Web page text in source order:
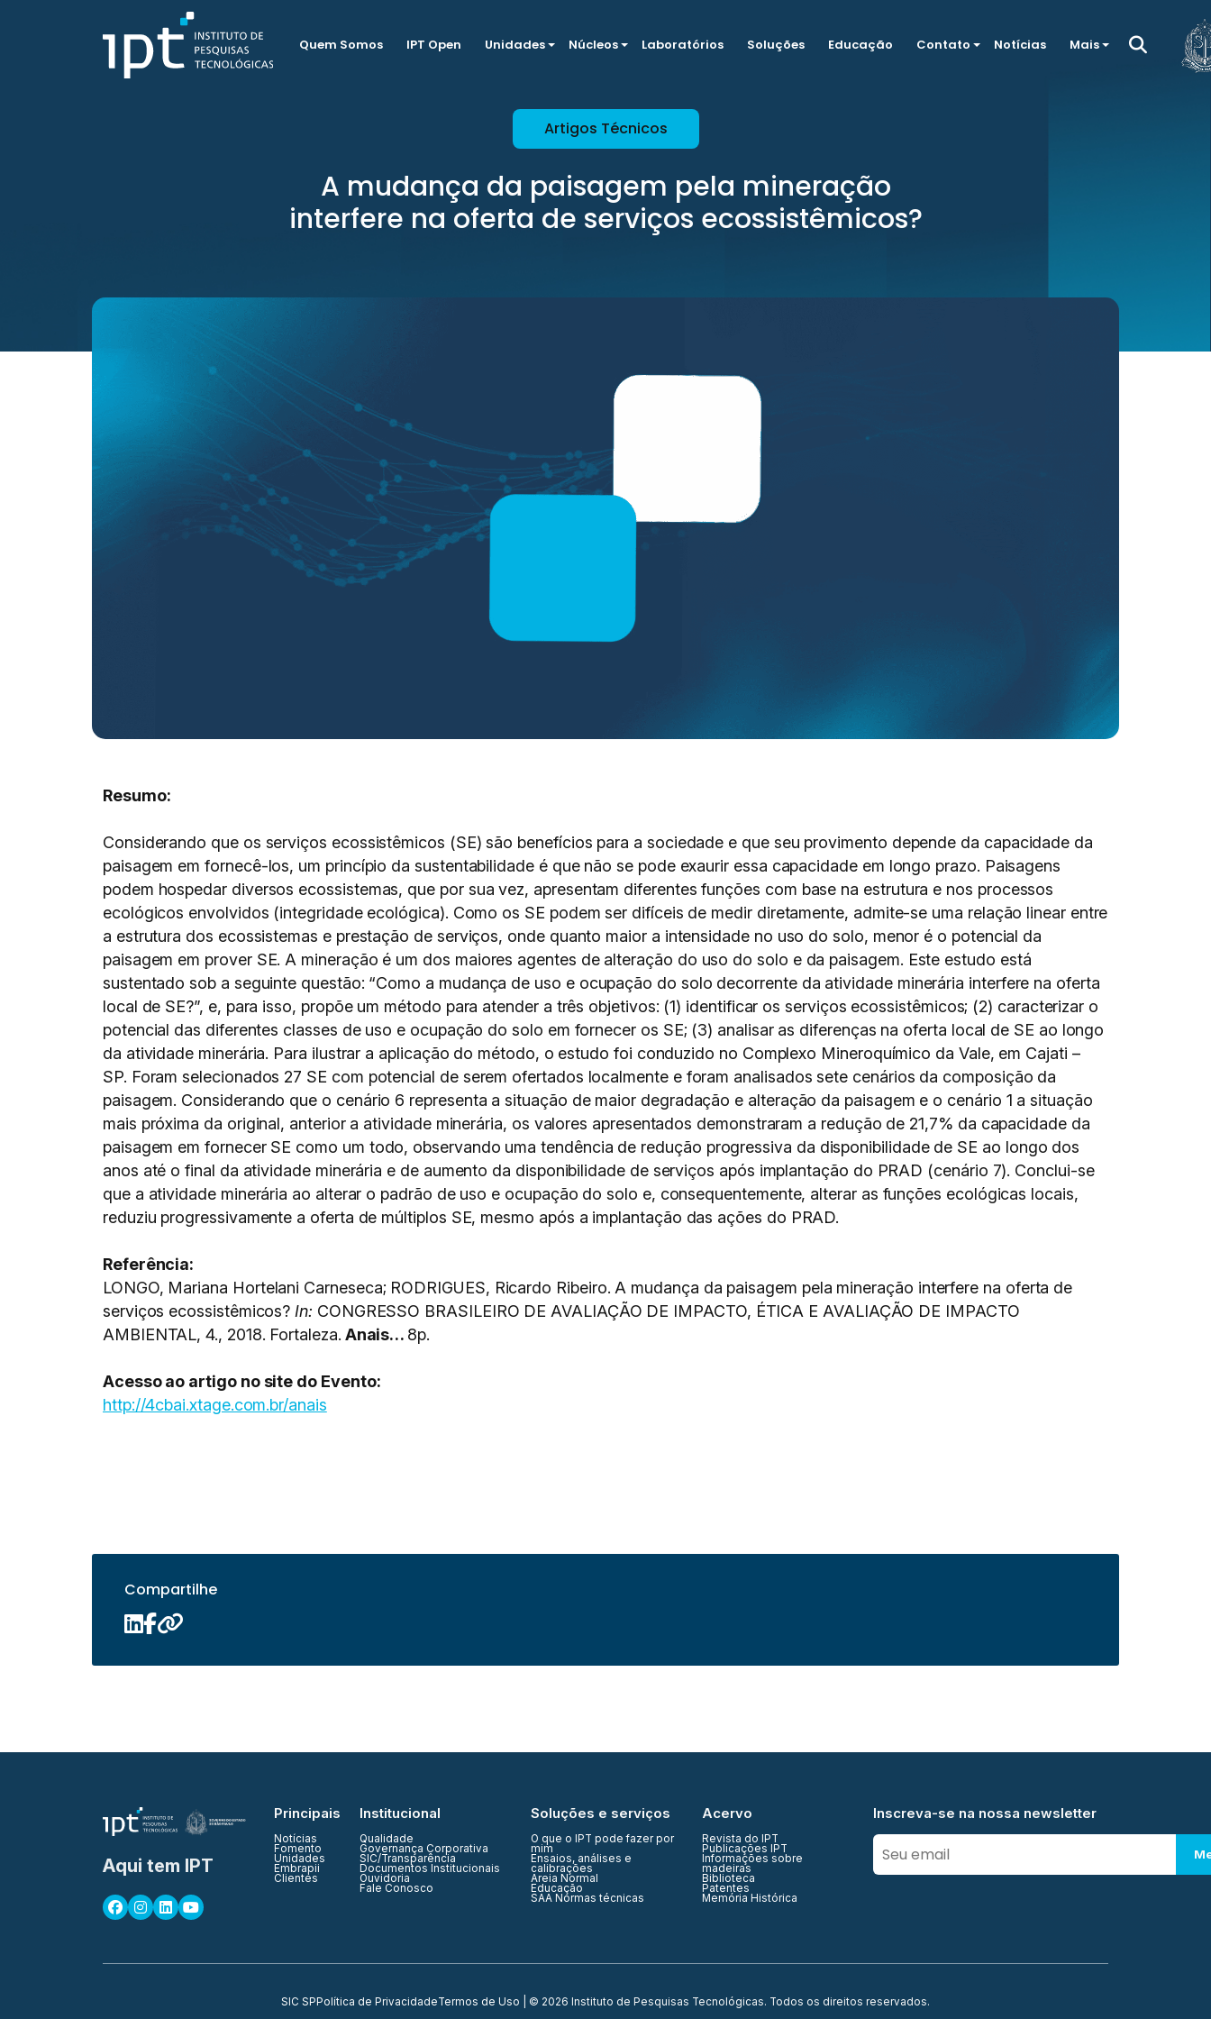
Quem Somos IPT Open Unidades Núcleos Laboratórios Soluções Educação Contato Notícias Mais
Artigos Técnicos
A mudança da paisagem pela mineração
interfere na oferta de serviços ecossistêmicos?
Resumo:
Considerando que os serviços ecossistêmicos (SE) são benefícios para a sociedade e que seu provimento depende da capacidade da
paisagem em fornecê-los, um princípio da sustentabilidade é que não se pode exaurir essa capacidade em longo prazo. Paisagens
podem hospedar diversos ecossistemas, que por sua vez, apresentam diferentes funções com base na estrutura e nos processos
ecológicos envolvidos (integridade ecológica). Como os SE podem ser difíceis de medir diretamente, admite-se uma relação linear entre
a estrutura dos ecossistemas e prestação de serviços, onde quanto maior a intensidade no uso do solo, menor é o potencial da
paisagem em prover SE. A mineração é um dos maiores agentes de alteração do uso do solo e da paisagem. Este estudo está
sustentado sob a seguinte questão: “Como a mudança de uso e ocupação do solo decorrente da atividade minerária interfere na oferta
local de SE?”, e, para isso, propõe um método para atender a três objetivos: (1) identificar os serviços ecossistêmicos; (2) caracterizar o
potencial das diferentes classes de uso e ocupação do solo em fornecer os SE; (3) analisar as diferenças na oferta local de SE ao longo
da atividade minerária. Para ilustrar a aplicação do método, o estudo foi conduzido no Complexo Mineroquímico da Vale, em Cajati –
SP. Foram selecionados 27 SE com potencial de serem ofertados localmente e foram analisados sete cenários da composição da
paisagem. Considerando que o cenário 6 representa a situação de maior degradação e alteração da paisagem e o cenário 1 a situação
mais próxima da original, anterior a atividade minerária, os valores apresentados demonstraram a redução de 21,7% da capacidade da
paisagem em fornecer SE como um todo, observando uma tendência de redução progressiva da disponibilidade de SE ao longo dos
anos até o final da atividade minerária e de aumento da disponibilidade de serviços após implantação do PRAD (cenário 7). Conclui-se
que a atividade minerária ao alterar o padrão de uso e ocupação do solo e, consequentemente, alterar as funções ecológicas locais,
reduziu progressivamente a oferta de múltiplos SE, mesmo após a implantação das ações do PRAD.
Referência:
LONGO, Mariana Hortelani Carneseca; RODRIGUES, Ricardo Ribeiro. A mudança da paisagem pela mineração interfere na oferta de
serviços ecossistêmicos? In: CONGRESSO BRASILEIRO DE AVALIAÇÃO DE IMPACTO, ÉTICA E AVALIAÇÃO DE IMPACTO
AMBIENTAL, 4., 2018. Fortaleza. Anais… 8p.
Acesso ao artigo no site do Evento:
http://4cbai.xtage.com.br/anais
Compartilhe
Aqui tem IPT
Principais
Notícias
Fomento
Unidades
Embrapii
Clientes
Institucional
Qualidade
Governança Corporativa
SIC/Transparência
Documentos Institucionais
Ouvidoria
Fale Conosco
Soluções e serviços
O que o IPT pode fazer por
mim
Ensaios, análises e
calibrações
Areia Normal
Educação
SAA Normas técnicas
Acervo
Revista do IPT
Publicações IPT
Informações sobre
madeiras
Biblioteca
Patentes
Memória Histórica
Inscreva-se na nossa newsletter
SIC SPPolítica de PrivacidadeTermos de Uso | © 2026 Instituto de Pesquisas Tecnológicas. Todos os direitos reservados.